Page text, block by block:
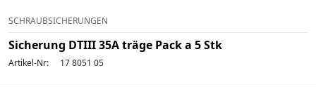
SCHRAUBSICHERUNGEN
Sicherung DTIII 35A träge Pack a 5 Stk
Artikel-Nr: 17 8051 05